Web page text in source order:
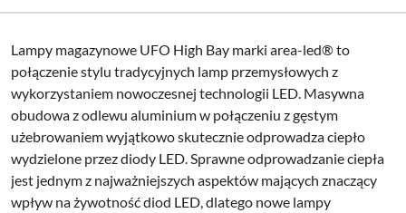
Lampy magazynowe UFO High Bay marki area-led® to
połączenie stylu tradycyjnych lamp przemysłowych z
wykorzystaniem nowoczesnej technologii LED. Masywna
obudowa z odlewu aluminium w połączeniu z gęstym
użebrowaniem wyjątkowo skutecznie odprowadza ciepło
wydzielone przez diody LED. Sprawne odprowadzanie ciepła
jest jednym z najważniejszych aspektów mających znaczący
wpływ na żywotność diod LED, dlatego nowe lampy